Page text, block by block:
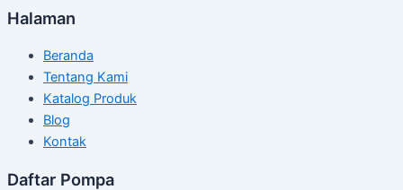
Halaman
Beranda
Tentang Kami
Katalog Produk
Blog
Kontak
Daftar Pompa